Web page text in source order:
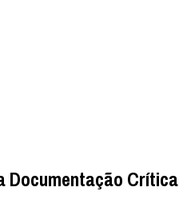
Documentação Crítica